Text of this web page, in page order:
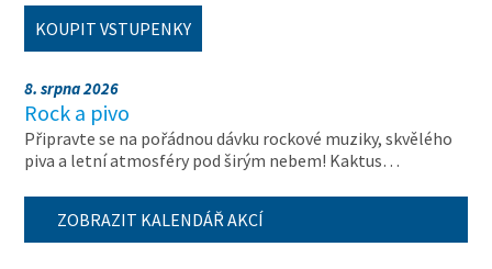
KOUPIT VSTUPENKY
8. srpna 2026
Rock a pivo
Připravte se na pořádnou dávku rockové muziky, skvělého
piva a letní atmosféry pod širým nebem! Kaktus…
ZOBRAZIT KALENDÁŘ AKCÍ